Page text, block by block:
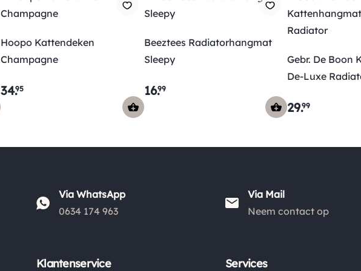
Hoopo Kattendeken
Champagne
34.95
Beeztees Radiatorhangmat
Sleepy
16.99
Gebr. De Boon
De-Luxe
29.99
Via WhatsApp
0634 174 963
Via Mail
Neem contact op
Klantenservice Services